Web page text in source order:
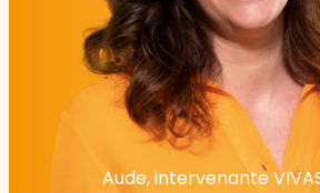
Aude, intervenante